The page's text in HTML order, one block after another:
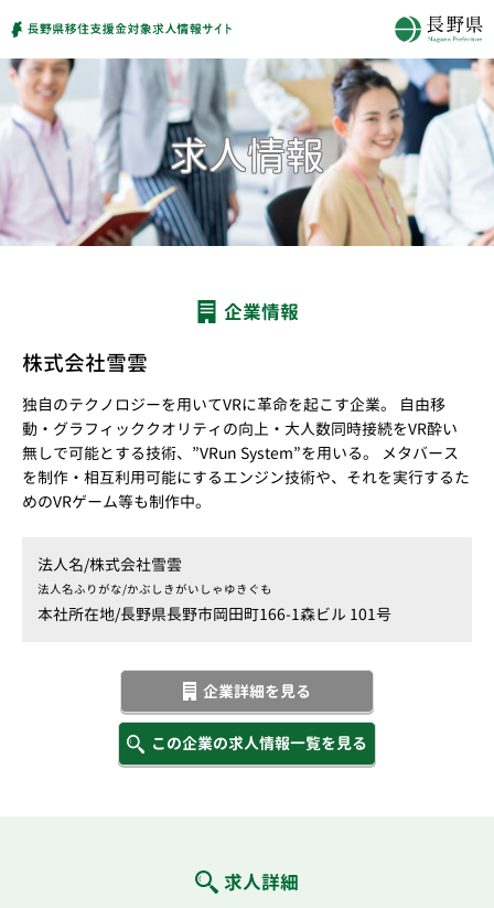
企業情報
株式会社雪雲
独自のテクノロジーを用いてVRに革命を起こす企業。 自由移
動・グラフィッククオリティの向上・大人数同時接続をVR酔い
無しで可能とする技術、”VRun System”を用いる。 メタバース
を制作・相互利用可能にするエンジン技術や、それを実行するた
めのVRゲーム等も制作中。
法人名/株式会社雪雲
法人名ふりがな/かぶしきがいしゃゆきぐも
本社所在地/長野県長野市岡田町166-1森ビル 101号
企業詳細を見る
この企業の求人情報一覧を見る
求人詳細